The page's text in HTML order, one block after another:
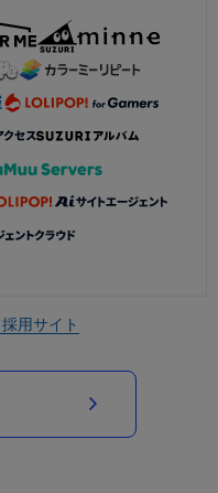
採用サイト